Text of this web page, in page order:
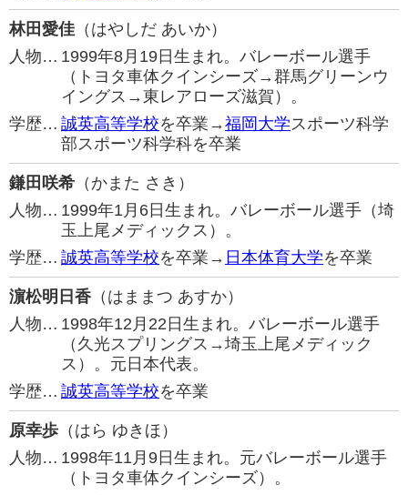
林田愛佳 （はやしだ あいか）
人物… 1999年8月19日生まれ。バレーボール選手
（トヨタ車体クインシーズ→群馬グリーンウ
イングス→東レアローズ滋賀）。
学歴… 誠英高等学校を卒業→福岡大学スポーツ科学
部スポーツ科学科を卒業
鎌田咲希 （かまた さき）
人物… 1999年1月6日生まれ。バレーボール選手（埼
玉上尾メディックス）。
学歴… 誠英高等学校を卒業→ 日本体育大学を卒業
濵松明日香 （はままつ あすか）
人物… 1998年12月22日生まれ。バレーボール選手
（久光スプリングス→埼玉上尾メディック
ス）。元日本代表。
学歴… 誠英高等学校を卒業
原幸歩 （はら ゆきほ）
人物… 1998年11月9日生まれ。元バレーボール選手
（トヨタ車体クインシーズ）。